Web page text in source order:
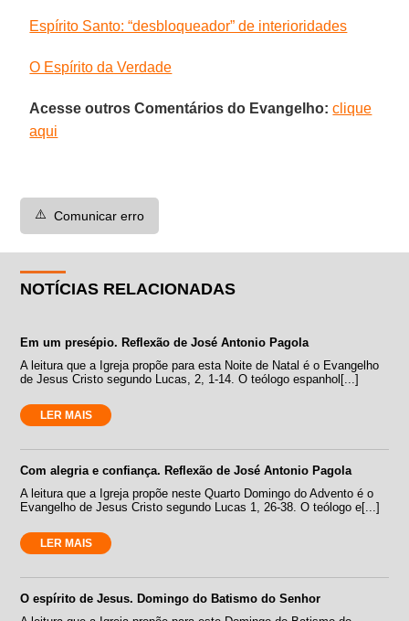
Espírito Santo: “desbloqueador” de interioridades
O Espírito da Verdade
Acesse outros Comentários do Evangelho: clique
aqui
⚠️ Comunicar erro
NOTÍCIAS RELACIONADAS
Em um presépio. Reflexão de José Antonio Pagola
A leitura que a Igreja propõe para esta Noite de Natal é o Evangelho
de Jesus Cristo segundo Lucas, 2, 1-14. O teólogo espanhol[...]
LER MAIS
Com alegria e confiança. Reflexão de José Antonio Pagola
A leitura que a Igreja propõe neste Quarto Domingo do Advento é o
Evangelho de Jesus Cristo segundo Lucas 1, 26-38. O teólogo e[...]
LER MAIS
O espírito de Jesus. Domingo do Batismo do Senhor